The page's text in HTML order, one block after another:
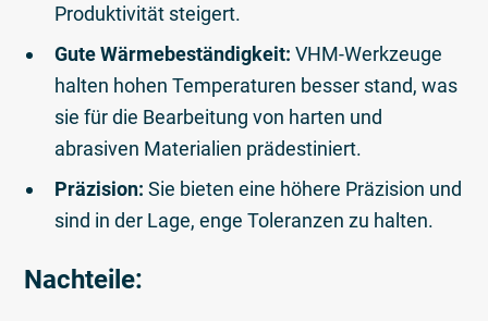
Produktivität steigert.
Gute Wärmebeständigkeit: VHM-Werkzeuge
halten hohen Temperaturen besser stand, was
sie für die Bearbeitung von harten und
abrasiven Materialien prädestiniert.
Präzision: Sie bieten eine höhere Präzision und
sind in der Lage, enge Toleranzen zu halten.
Nachteile: